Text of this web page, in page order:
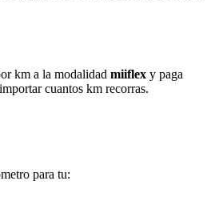
km a la modalidad miiflex y paga
cuantos km recorras.
para tu: